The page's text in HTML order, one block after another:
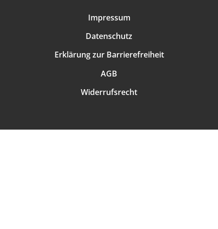
Impressum
Datenschutz
Erklärung zur Barrierefreiheit
AGB
Widerrufsrecht